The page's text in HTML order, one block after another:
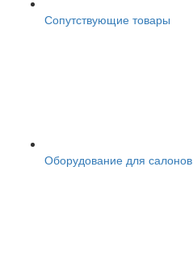
Сопутствующие товары
Оборудование для салонов